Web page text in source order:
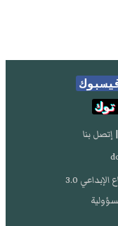
| إتصل بنا
3.0